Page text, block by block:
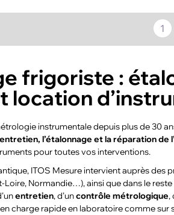
1
frigoriste :
location
instrumentale depuis plus de 30
l’étalonnage et la réparation de
pour toutes vos interventions.
ITOS Mesure intervient auprès des
Loire, Normandie…), ainsi que dans le reste
entretien, d’uncontrôle métrologique,
charge rapide en laboratoire comme